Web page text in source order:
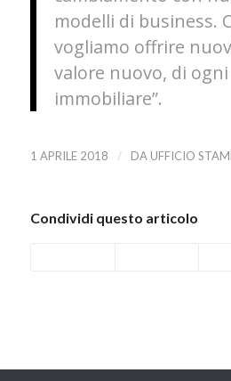
modelli di business.
vogliamo offrire
valore nuovo, di
immobiliare”.
1 APRILE 2018 / DA UFFICIO
Condividi questo articolo